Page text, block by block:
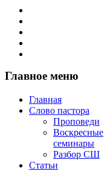
Главное меню
Главная
Слово пастора
Проповеди
Воскресные
семинары
Разбор СШ
Статьи